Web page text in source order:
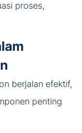
proses,
berjalan efektif,
penting